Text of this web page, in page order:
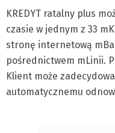
KREDYT ratalny plus
czasie w jednym z 33
stronę internetową
pośrednictwem mLinii.
Klient może
automatycznemu